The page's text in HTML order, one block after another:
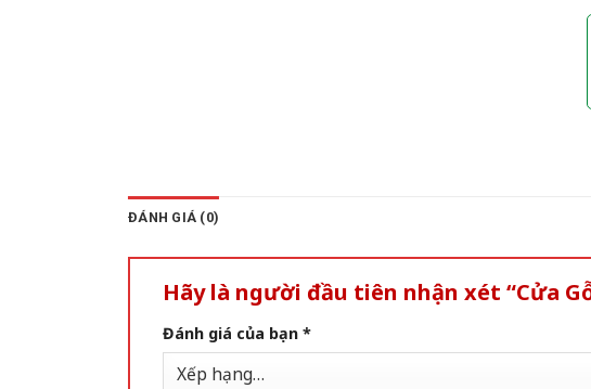
ĐÁNH GIÁ (0)
Hãy là người đầu tiên nhận xét “Cửa Gỗ
Đánh giá của bạn *